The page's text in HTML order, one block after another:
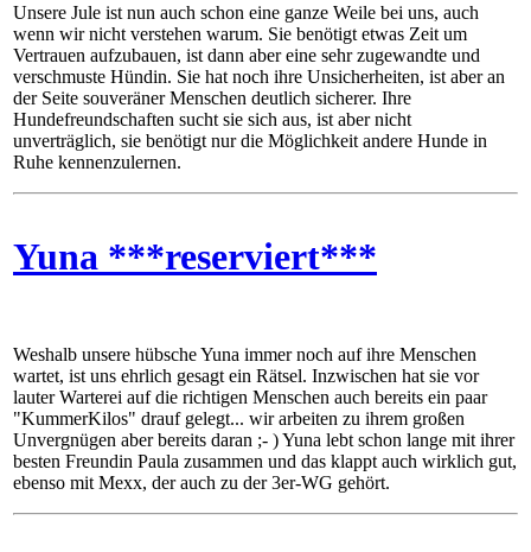
Unsere Jule ist nun auch schon eine ganze Weile bei uns, auch
wenn wir nicht verstehen warum. Sie benötigt etwas Zeit um
Vertrauen aufzubauen, ist dann aber eine sehr zugewandte und
verschmuste Hündin. Sie hat noch ihre Unsicherheiten, ist aber an
der Seite souveräner Menschen deutlich sicherer. Ihre
Hundefreundschaften sucht sie sich aus, ist aber nicht
unverträglich, sie benötigt nur die Möglichkeit andere Hunde in
Ruhe kennenzulernen.
Yuna ***reserviert***
Weshalb unsere hübsche Yuna immer noch auf ihre Menschen
wartet, ist uns ehrlich gesagt ein Rätsel. Inzwischen hat sie vor
lauter Warterei auf die richtigen Menschen auch bereits ein paar
"KummerKilos" drauf gelegt... wir arbeiten zu ihrem großen
Unvergnügen aber bereits daran ;- ) Yuna lebt schon lange mit ihrer
besten Freundin Paula zusammen und das klappt auch wirklich gut,
ebenso mit Mexx, der auch zu der 3er-WG gehört.